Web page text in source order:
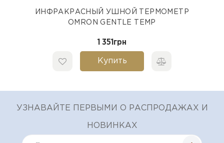
ИНФРАКРАСНЫЙ УШНОЙ ТЕРМОМЕТР
OMRON GENTLE ТEMP
1 351грн
Купить
УЗНАВАЙТЕ ПЕРВЫМИ О РАСПРОДАЖАХ И
НОВИНКАХ